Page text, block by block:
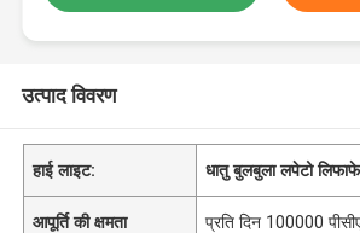
उत्पाद विवरण
हाई लाइट: धातु बुलबुला लपेटो लिफाफे
आपूर्ति की क्षमता प्रति दिन 100000